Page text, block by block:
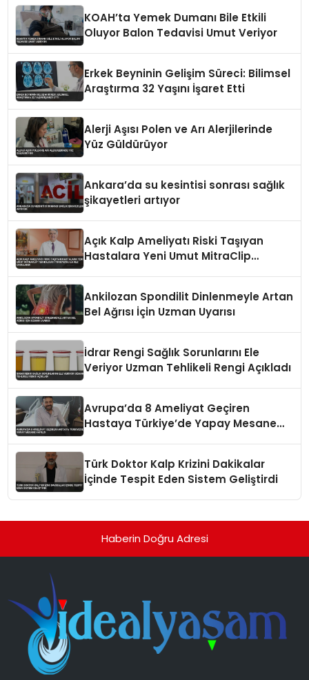
KOAH’ta Yemek Dumanı Bile Etkili
Oluyor Balon Tedavisi Umut Veriyor
Erkek Beyninin Gelişim Süreci: Bilimsel
Araştırma 32 Yaşını İşaret Etti
Alerji Aşısı Polen ve Arı Alerjilerinde
Yüz Güldürüyor
Ankara’da su kesintisi sonrası sağlık
şikayetleri artıyor
Açık Kalp Ameliyatı Riski Taşıyan
Hastalara Yeni Umut MitraClip
Ankilozan Spondilit Dinlenmeyle Artan
Bel Ağrısı İçin Uzman Uyarısı
İdrar Rengi Sağlık Sorunlarını Ele
Veriyor Uzman Tehlikeli Rengi Açıkladı
Avrupa’da 8 Ameliyat Geçiren
Hastaya Türkiye’de Yapay Mesane
Türk Doktor Kalp Krizini Dakikalar
İçinde Tespit Eden Sistem Geliştirdi
Haberin Doğru Adresi